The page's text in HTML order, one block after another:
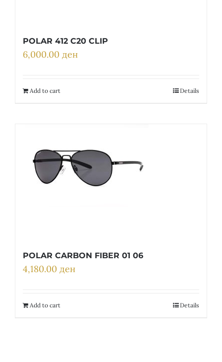
POLAR 412 C20 CLIP
6,000.00 ден
Add to cart Details
POLAR CARBON FIBER 01 06
4,180.00 ден
Add to cart Details